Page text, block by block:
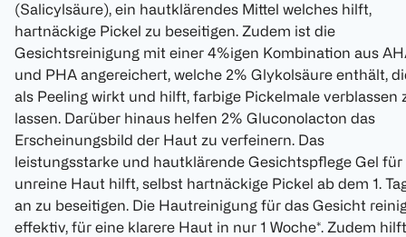
(Salicylsäure), ein hautklärendes Mittel welches hilft,
hartnäckige Pickel zu beseitigen. Zudem ist die
Gesichtsreinigung mit einer 4%igen Kombination aus
und PHA angereichert, welche 2% Glykolsäure enthält,
als Peeling wirkt und hilft, farbige Pickelmale verblassen
lassen. Darüber hinaus helfen 2% Gluconolacton das
Erscheinungsbild der Haut zu verfeinern. Das
leistungsstarke und hautklärende Gesichtspflege Gel für
unreine Haut hilft, selbst hartnäckige Pickel ab dem 1.
an zu beseitigen. Die Hautreinigung für das Gesicht
effektiv, für eine klarere Haut in nur 1 Woche*. Zudem hilft